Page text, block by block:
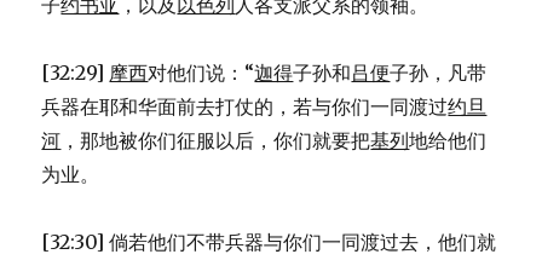
子约书亚 ，以及 以色列人各支派父系的领袖。
[32:29] 摩西对他们说：“迦得子孙和吕便子孙，凡带
兵器在耶和华面前去打仗的，若与你们一同渡过约旦
河 ，那地被你们征服以后，你们就要把基列地给他们
为业。
[32:30] 倘若他们不带兵器与你们一同渡过去，他们就